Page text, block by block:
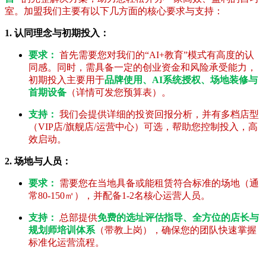
室。加盟我们主要有以下几方面的核心要求与支持：
1. 认同理念与初期投入：
要求： 首先需要您对我们的“AI+教育”模式有高度的认
同感。同时，需具备一定的创业资金和风险承受能力，
初期投入主要用于品牌使用、AI系统授权、场地装修与
首期设备 （详情可发您预算表）。
支持： 我们会提供详细的投资回报分析，并有多档店型
（VIP店/旗舰店/运营中心）可选，帮助您控制投入，高
效启动。
2. 场地与人员：
要求：
需要您在当地具备或能租赁符合标准的场地（通
常80-150㎡），并配备1-2名核心运营人员。
支持： 总部提供免费的选址评估指导、全方位的店长与
规划师培训体系 （带教上岗），确保您的团队快速掌握
标准化运营流程。